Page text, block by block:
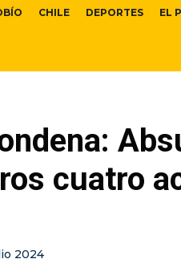
CHILE DEPORTES EL
cuatro
2024